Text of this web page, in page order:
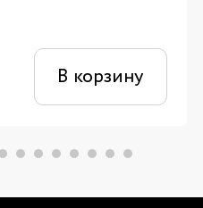
В корзину